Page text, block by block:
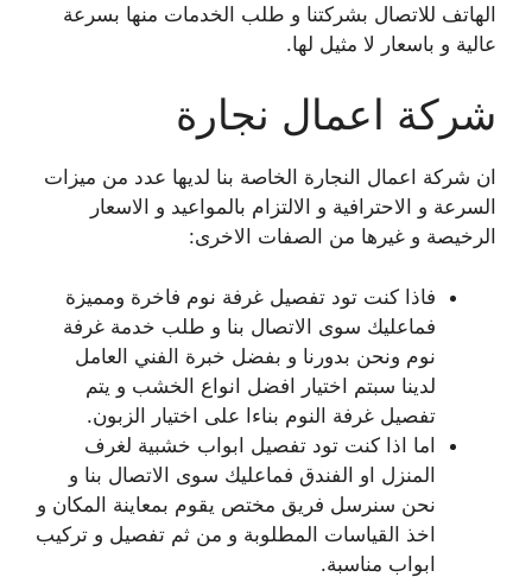
الهاتف للاتصال بشركتنا و طلب الخدمات منها بسرعة
عالية و باسعار لا مثيل لها.
شركة اعمال نجارة
ان شركة اعمال النجارة الخاصة بنا لديها عدد من ميزات
السرعة و الاحترافية و الالتزام بالمواعيد و الاسعار
الرخيصة و غيرها من الصفات الاخرى:
فاذا كنت تود تفصيل غرفة نوم فاخرة ومميزة
فماعليك سوى الاتصال بنا و طلب خدمة غرفة
نوم ونحن بدورنا و بفضل خبرة الفني العامل
لدينا سبتم اختيار افضل انواع الخشب و يتم
تفصيل غرفة النوم بناءا على اختيار الزبون.
اما اذا كنت تود تفصيل ابواب خشبية لغرف
المنزل او الفندق فماعليك سوى الاتصال بنا و
نحن سنرسل فريق مختص يقوم بمعاينة المكان و
اخذ القياسات المطلوبة و من ثم تفصيل و تركيب
ابواب مناسبة.